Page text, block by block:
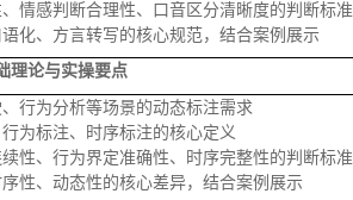
情感判断合理性、口音区分清晰度的判断标准
化、方言转写的核心规范，结合案例展示
理论与实操要点
行为分析等场景的动态标注需求
为标注、时序标注的核心定义
性、行为界定准确性、时序完整性的判断标准
性、动态性的核心差异，结合案例展示